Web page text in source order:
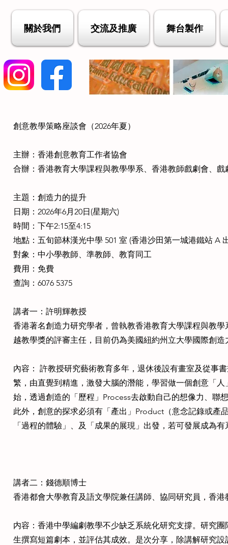
關於我們 交流及推廣 舞台製作
創意教學策略座談會（2026年夏）
主辦：香港創意教育工作者協會
合辦：香港教育大學課程與教學學系、香港教師戲劇會、
主題：創造力的提升
日期：2026年6月20日(星期六)
時間：下午2:15至4:15
地點：五旬節林漢光中學 501 室 (香港沙田第一城港鐵站 A
對象：中小學教師、準教師、教育同工
費用：免費
查詢：6076 5375
講者一：許明輝教授
香港著名創造力研究學者，曾執教香港教育大學課程與教
越教學獎的評審主任，目前仍為美國紐約州立大學國際創
內容： 許教授研究藝術教育多年，退休後設有畫室及從事
繁，由直覺到精進，激發大腦的潛能，學習做一個創意「
始，透過創造的「歷程」Process去啟動自己的想像力、聯
此外，創意的探求必須有「產出」Product（意念記錄或產
「過程的體驗」、及「成果的展現」出發，若可發展成為
講者二：錢德順博士
香港都會大學教育及語文學院兼任講師、協同研究員，香
内容：香港中學編劇教學不少缺乏系統化研究支撐。研究
生撰寫短篇劇本，並評估其成效。是次分享，除講解研究